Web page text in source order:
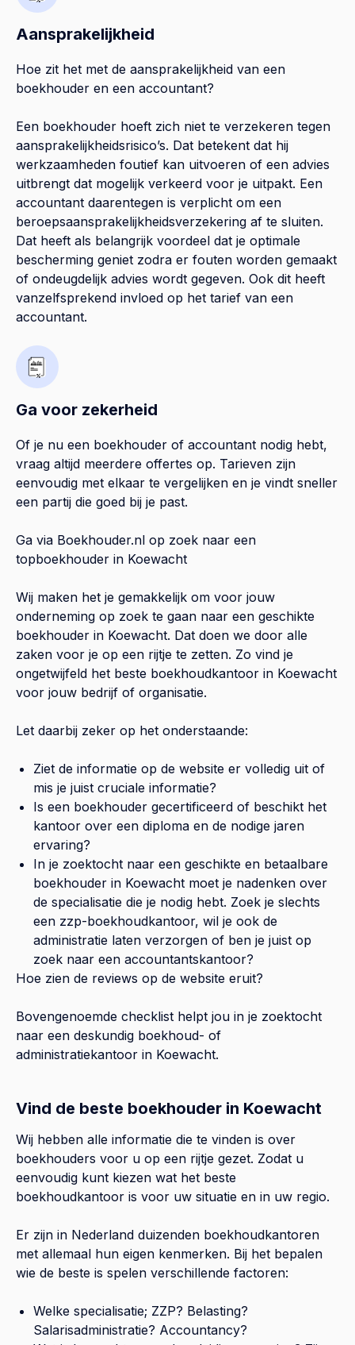
Aansprakelijkheid
Hoe zit het met de aansprakelijkheid van een
boekhouder en een accountant?
Een boekhouder hoeft zich niet te verzekeren tegen
aansprakelijkheidsrisico’s. Dat betekent dat hij
werkzaamheden foutief kan uitvoeren of een advies
uitbrengt dat mogelijk verkeerd voor je uitpakt. Een
accountant daarentegen is verplicht om een
beroepsaansprakelijkheidsverzekering af te sluiten.
Dat heeft als belangrijk voordeel dat je optimale
bescherming geniet zodra er fouten worden gemaakt
of ondeugdelijk advies wordt gegeven. Ook dit heeft
vanzelfsprekend invloed op het tarief van een
accountant.
Ga voor zekerheid
Of je nu een boekhouder of accountant nodig hebt,
vraag altijd meerdere offertes op. Tarieven zijn
eenvoudig met elkaar te vergelijken en je vindt sneller
een partij die goed bij je past.
Ga via Boekhouder.nl op zoek naar een
topboekhouder in Koewacht
Wij maken het je gemakkelijk om voor jouw
onderneming op zoek te gaan naar een geschikte
boekhouder in Koewacht. Dat doen we door alle
zaken voor je op een rijtje te zetten. Zo vind je
ongetwijfeld het beste boekhoudkantoor in Koewacht
voor jouw bedrijf of organisatie.
Let daarbij zeker op het onderstaande:
Ziet de informatie op de website er volledig uit of
mis je juist cruciale informatie?
Is een boekhouder gecertificeerd of beschikt het
kantoor over een diploma en de nodige jaren
ervaring?
In je zoektocht naar een geschikte en betaalbare
boekhouder in Koewacht moet je nadenken over
de specialisatie die je nodig hebt. Zoek je slechts
een zzp-boekhoudkantoor, wil je ook de
administratie laten verzorgen of ben je juist op
zoek naar een accountantskantoor?
Hoe zien de reviews op de website eruit?
Bovengenoemde checklist helpt jou in je zoektocht
naar een deskundig boekhoud- of
administratiekantoor in Koewacht.
Vind de beste boekhouder in Koewacht
Wij hebben alle informatie die te vinden is over
boekhouders voor u op een rijtje gezet. Zodat u
eenvoudig kunt kiezen wat het beste
boekhoudkantoor is voor uw situatie en in uw regio.
Er zijn in Nederland duizenden boekhoudkantoren
met allemaal hun eigen kenmerken. Bij het bepalen
wie de beste is spelen verschillende factoren:
Welke specialisatie; ZZP? Belasting?
Salarisadministratie? Accountancy?